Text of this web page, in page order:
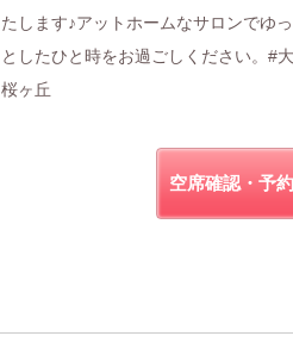
たします♪アットホームなサロンでゆ
としたひと時をお過ごしください。#
桜ヶ丘
空席確認・予